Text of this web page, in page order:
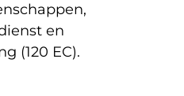
en
(120 EC).